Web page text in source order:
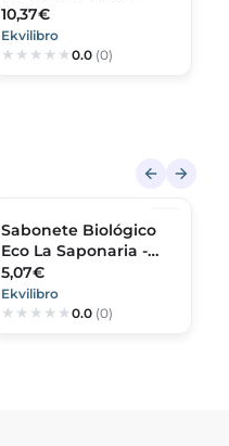
Selvagem
10,37€
Ekvilibro
0.0(0)
Sabonete Biológico
Eco La Saponaria -
Marselha
5,07€
Ekvilibro
0.0(0)